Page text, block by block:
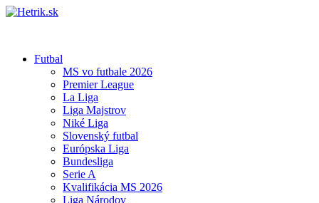
Futbal
MS vo futbale 2026
Premier League
La Liga
Liga Majstrov
Niké Liga
Slovenský futbal
Európska Liga
Bundesliga
Serie A
Kvalifikácia MS 2026
Liga Národov